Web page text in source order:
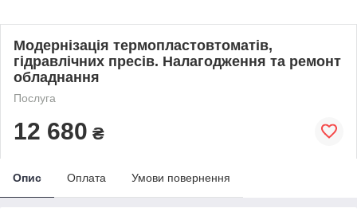
Модернізація термопластовтоматів,
гідравлічних пресів. Налагодження та ремонт
обладнання
Послуга
12 680 ₴
Опис Оплата Умови повернення